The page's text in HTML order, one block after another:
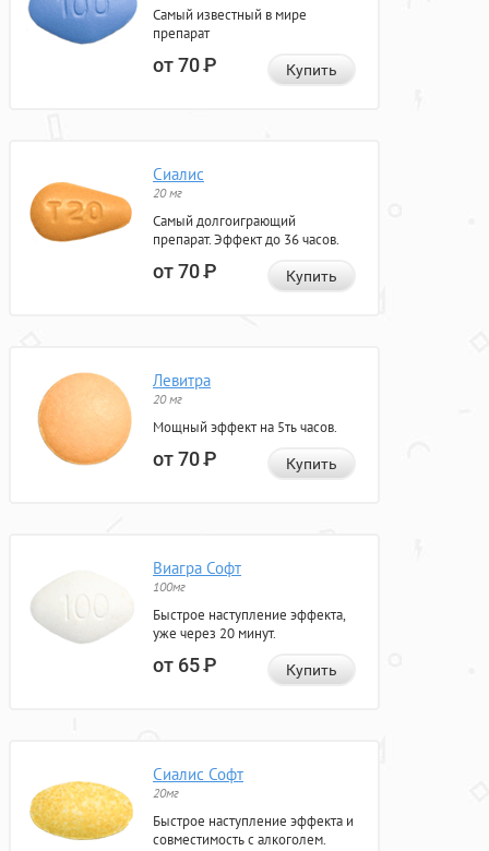
Самый известный в мире
препарат
от 70Р Купить
Сиалис
20 мг
Самый долгоиграющий
препарат. Эффект до 36 часов.
от 70Р Купить
Левитра
20 мг
Мощный эффект на 5ть часов.
от 70Р Купить
Виагра Софт
100мг
Быстрое наступление эффекта,
уже через 20 минут.
от 65Р Купить
Сиалис Софт
20мг
Быстрое наступление эффекта и
совместимость с алкоголем.